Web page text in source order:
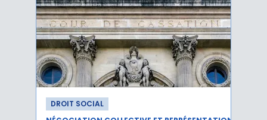
DROIT SOCIAL